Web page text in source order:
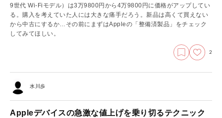
9世代 Wi-Fiモデル）は3万9800円から4万9800円に価格がアップしてい
る。購入を考えていた人には大きな痛手だろう。新品は高くて買えない
から中古にするか…その前にまずはAppleの「整備済製品」をチェック
してみてほしい。
2
水川歩
Appleデバイスの急激な値上げを乗り切るテクニック